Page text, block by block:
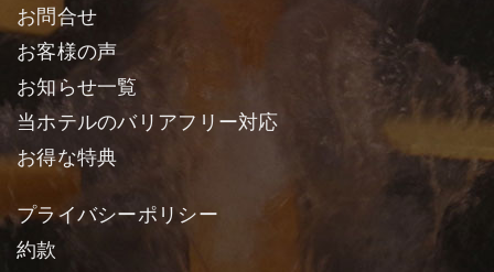
お問合せ
お客様の声
お知らせ一覧
当ホテルのバリアフリー対応
お得な特典
プライバシーポリシー
約款